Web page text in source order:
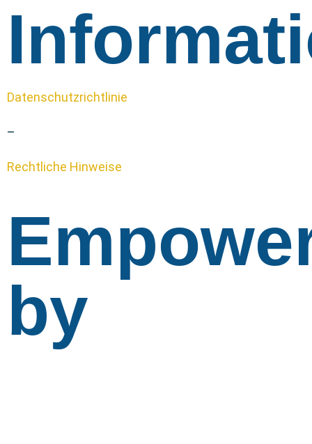
Datenschutzrichtlinie
–
Rechtliche Hinweise
by